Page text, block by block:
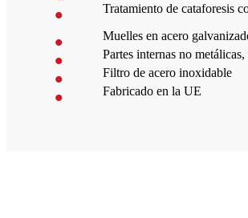
Tratamiento de cataforesis
Muelles en acero
Partes internas no
Filtro de acero inoxidable
Fabricado en la UE